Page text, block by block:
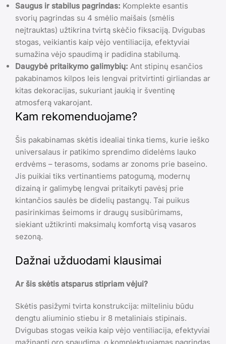
Saugus ir stabilus pagrindas: Komplekte esantis
svorių pagrindas su 4 smėlio maišais (smėlis
neįtrauktas) užtikrina tvirtą skėčio fiksaciją. Dvigubas
stogas, veikiantis kaip vėjo ventiliacija, efektyviai
sumažina vėjo spaudimą ir padidina stabilumą.
Daugybė pritaikymo galimybių: Ant stipinų esančios
pakabinamos kilpos leis lengvai pritvirtinti girliandas ar
kitas dekoracijas, sukuriant jaukią ir šventinę
atmosferą vakarojant.
Kam rekomenduojame?
Šis pakabinamas skėtis idealiai tinka tiems, kurie ieško
universalaus ir patikimo sprendimo didelėms lauko
erdvėms – terasoms, sodams ar zonoms prie baseino.
Jis puikiai tiks vertinantiems patogumą, modernų
dizainą ir galimybę lengvai pritaikyti pavėsį prie
kintančios saulės be didelių pastangų. Tai puikus
pasirinkimas šeimoms ir draugų susibūrimams,
siekiant užtikrinti maksimalų komfortą visą vasaros
sezoną.
Dažnai užduodami klausimai
Ar šis skėtis atsparus stipriam vėjui?
Skėtis pasižymi tvirta konstrukcija: milteliniu būdu
dengtu aliuminio stiebu ir 8 metaliniais stipinais.
Dvigubas stogas veikia kaip vėjo ventiliacija, efektyviai